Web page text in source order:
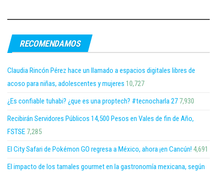
RECOMENDAMOS
Claudia Rincón Pérez hace un llamado a espacios digitales libres de
acoso para niñas, adolescentes y mujeres 10,727
¿Es confiable tuhabi? ¿que es una proptech? #tecnocharla 27 7,930
Recibirán Servidores Públicos 14,500 Pesos en Vales de fin de Año,
FSTSE 7,285
El City Safari de Pokémon GO regresa a México, ahora ¡en Cancún! 4,691
El impacto de los tamales gourmet en la gastronomía mexicana, según